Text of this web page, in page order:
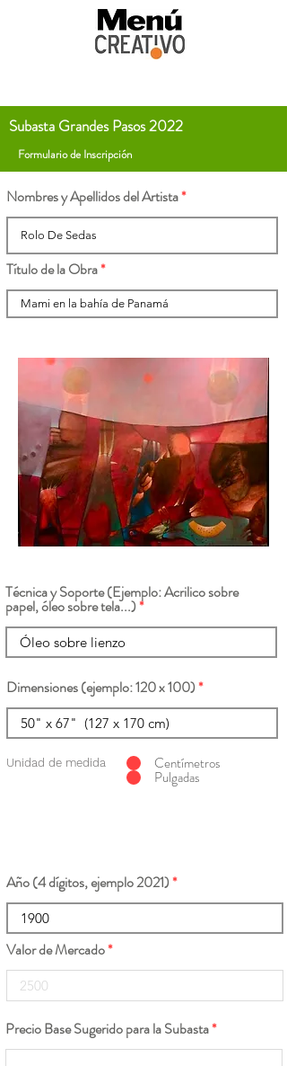
Subasta Grandes Pasos 2022
Formulario de Inscripción
Nombres y Apellidos del Artista
Título de la Obra
Técnica y Soporte (Ejemplo: Acrilico sobre
papel, óleo sobre tela...)
Dimensiones (ejemplo: 120 x 100)
Unidad de medida Centímetros
Pulgadas
Año (4 dígitos, ejemplo 2021)
Valor de Mercado
Precio Base Sugerido para la Subasta